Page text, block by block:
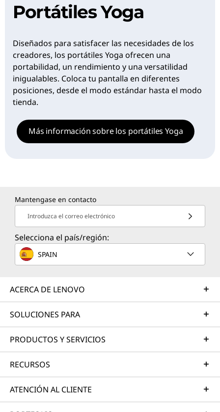
Portátiles Yoga
Diseñados para satisfacer las necesidades de los
creadores, los portátiles Yoga ofrecen una
portabilidad, un rendimiento y una versatilidad
inigualables. Coloca tu pantalla en diferentes
posiciones, desde el modo estándar hasta el modo
tienda.
Más información sobre los portátiles Yoga
Mantengase en contacto
Introduzca el correo electrónico
Selecciona el país/región:
SPAIN
ACERCA DE LENOVO
SOLUCIONES PARA
PRODUCTOS Y SERVICIOS
RECURSOS
ATENCIÓN AL CLIENTE